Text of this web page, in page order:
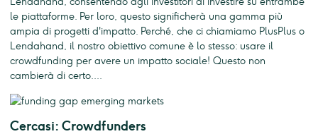
le piattaforme. Per loro, questo significherà una gamma più
ampia di progetti d'impatto. Perché, che ci chiamiamo PlusPlus o
Lendahand, il nostro obiettivo comune è lo stesso: usare il
crowdfunding per avere un impatto sociale! Questo non
cambierà di certo....
Cercasi: Crowdfunders